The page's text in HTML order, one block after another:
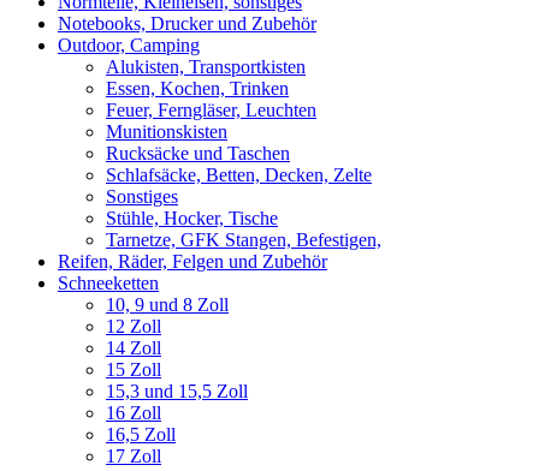
Notebooks, Drucker und Zubehör
Outdoor, Camping
Alukisten, Transportkisten
Essen, Kochen, Trinken
Feuer, Ferngläser, Leuchten
Munitionskisten
Rucksäcke und Taschen
Schlafsäcke, Betten, Decken, Zelte
Sonstiges
Stühle, Hocker, Tische
Tarnetze, GFK Stangen, Befestigen,
Reifen, Räder, Felgen und Zubehör
Schneeketten
10, 9 und 8 Zoll
12 Zoll
14 Zoll
15 Zoll
15,3 und 15,5 Zoll
16 Zoll
16,5 Zoll
17 Zoll